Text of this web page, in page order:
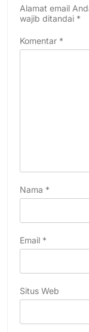
Alamat email
wajib ditandai *
Komentar *
Nama *
Email *
Situs Web